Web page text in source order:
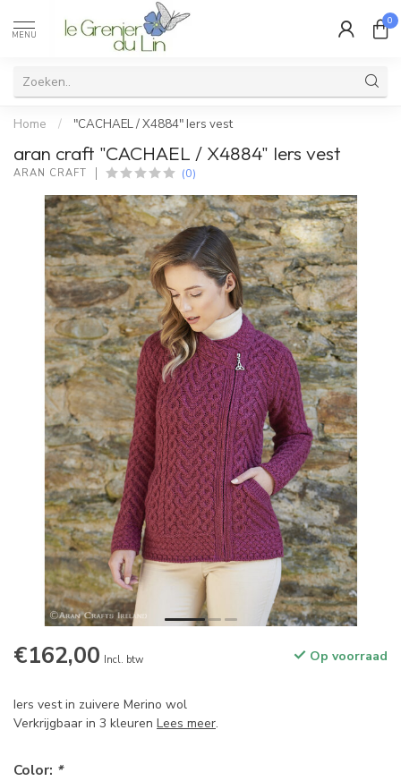
MENU
0
Home / "CACHAEL / X4884" Iers vest
aran craft "CACHAEL / X4884" Iers vest
ARAN CRAFT (0)
€162,00 Incl. btw Op voorraad
Iers vest in zuivere Merino wol
Verkrijgbaar in 3 kleuren Lees meer.
Color: *